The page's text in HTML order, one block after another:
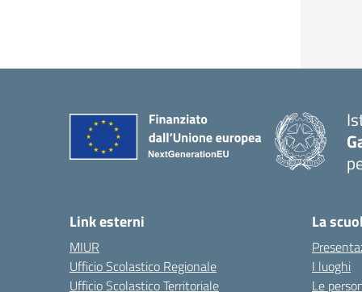
Link esterni
MIUR
Ufficio Scolastico Regionale
Ufficio Scolastico Territoriale
La
I luoghi
Le